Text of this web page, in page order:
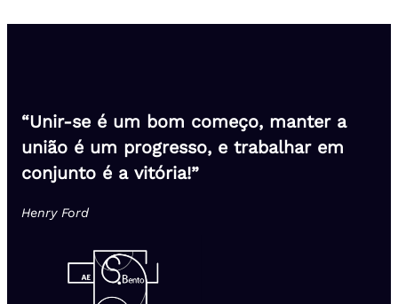
“Unir-se é um bom começo, manter a
união é um progresso, e trabalhar em
conjunto é a vitória!”
Henry Ford